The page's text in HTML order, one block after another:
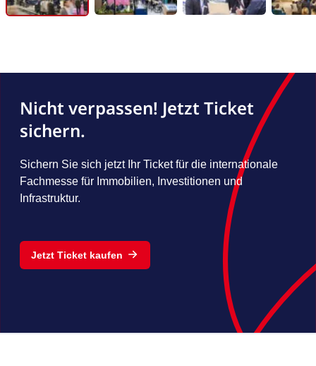
Nicht verpassen! Jetzt Ticket
sichern.
Sichern Sie sich jetzt Ihr Ticket für die internationale
Fachmesse für Immobilien, Investitionen und
Infrastruktur.
Jetzt Ticket kaufen